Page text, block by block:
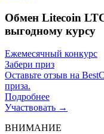
Обмен Litecoin
выгодному курсу
Ежемесячный конкурс
Забери приз
Оставьте отзыв на
приза.
Подробнее
Участвовать →
ВНИМАНИЕ